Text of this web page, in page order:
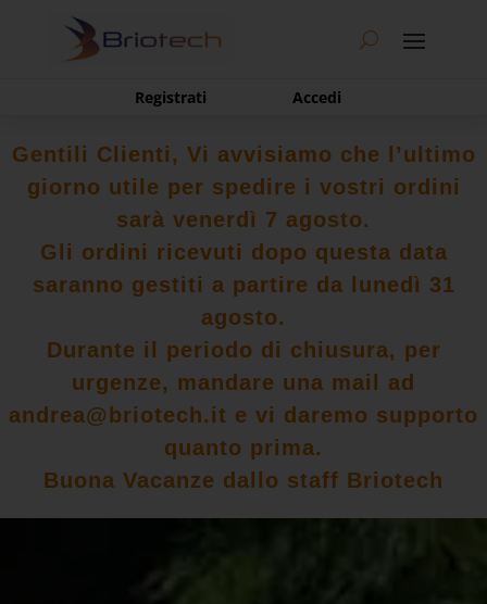
Registrati Accedi
Gentili Clienti, Vi avvisiamo che l’ultimo
giorno utile per spedire i vostri ordini
sarà venerdì 7 agosto.
Gli ordini ricevuti dopo questa data
saranno gestiti a partire da lunedì 31
agosto.
Durante il periodo di chiusura, per
urgenze, mandare una mail ad
andrea@briotech.it e vi daremo supporto
quanto prima.
Buona Vacanze dallo staff Briotech